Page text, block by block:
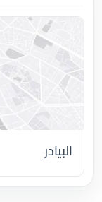
البيادر